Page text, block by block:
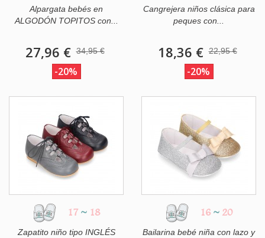
Alpargata bebés en
ALGODÓN TOPITOS con...
27,96 € 34,95 €
-20%
Cangrejera niños clásica para
peques con...
18,36 € 22,95 €
-20%
17 ~ 18
Zapatito niño tipo INGLÉS
16 ~ 20
Bailarina bebé niña con lazo y